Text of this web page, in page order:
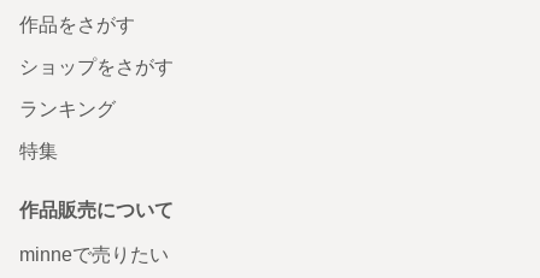
作品をさがす
ショップをさがす
ランキング
特集
作品販売について
minneで売りたい